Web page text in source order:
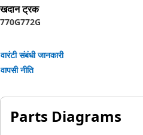
खदान ट्रक
770G772G
वारंटी संबंधी जानकारी
वापसी नीति
Parts Diagrams